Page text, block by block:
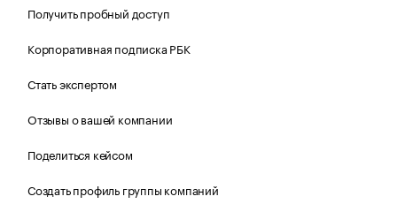
Получить пробный доступ
Корпоративная подписка РБК
Стать экспертом
Отзывы о вашей компании
Поделиться кейсом
Создать профиль группы компаний